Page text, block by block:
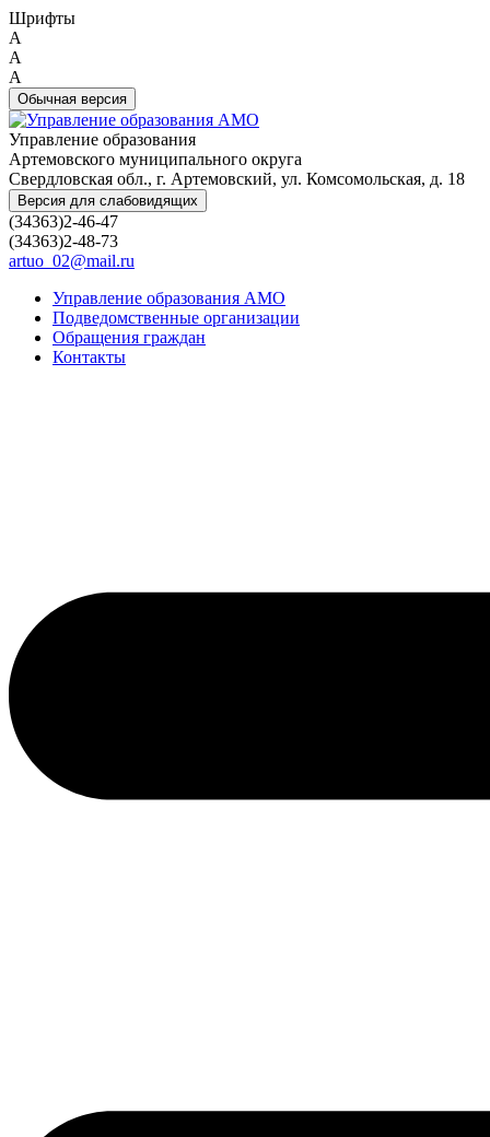
Шрифты
A
A
A
Обычная версия
Управление образования
Артемовского муниципального округа
Свердловская обл., г. Артемовский, ул. Комсомольская, д. 18
Версия для слабовидящих
(34363)2-46-47
(34363)2-48-73
artuo_02@mail.ru
Управление образования АМО
Подведомственные организации
Обращения граждан
Контакты